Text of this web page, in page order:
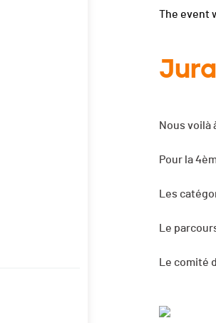
The event
Nous voilà
Pour la
Les
Le
Le comité